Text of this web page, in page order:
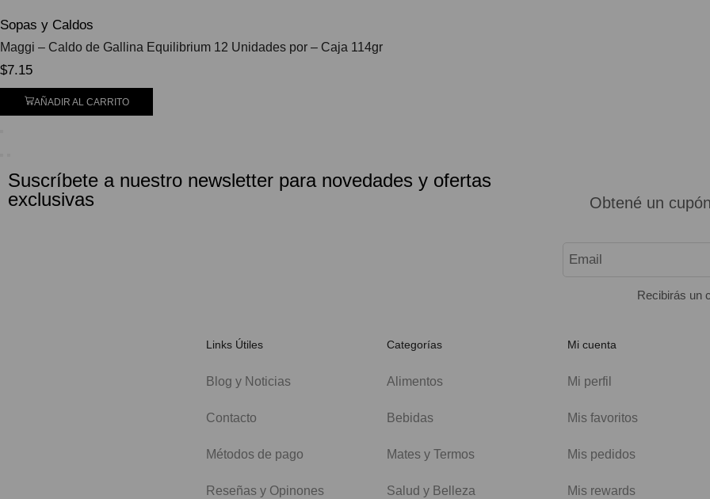
Sopas y Caldos
Maggi – Caldo de Gallina Equilibrium 12 Unidades por – Caja 114gr
$7.15
AÑADIR AL CARRITO
Suscríbete a nuestro newsletter para novedades y ofertas
exclusivas
Obtené un
Recibirás un
Links Útiles
Blog y Noticias
Contacto
Métodos de pago
Reseñas y Opinones
Categorías
Alimentos
Bebidas
Mates y Termos
Salud y Belleza
Mi cuenta
Mi perfil
Mis favoritos
Mis pedidos
Mis rewards